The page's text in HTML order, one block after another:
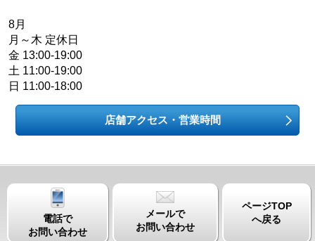
8月
月～木 定休日
金 13:00-19:00
土 11:00-19:00
日 11:00-18:00
店舗アクセス・営業時間
電話で
お問い合わせ
メールで
お問い合わせ
ページTOP
へ戻る